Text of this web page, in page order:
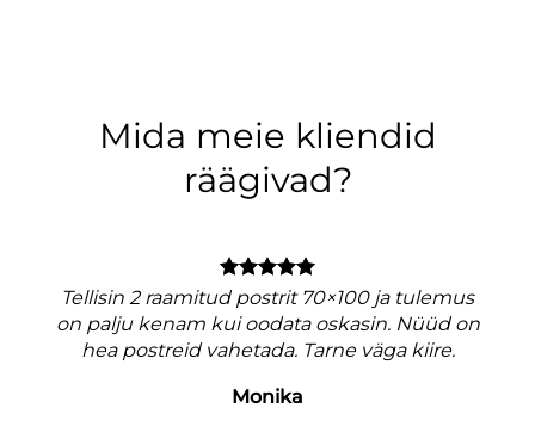
Mida meie kliendid
räägivad?
Tellisin 2 raamitud postrit 70×100 ja tulemus
on palju kenam kui oodata oskasin. Nüüd on
hea postreid vahetada. Tarne väga kiire.
Monika